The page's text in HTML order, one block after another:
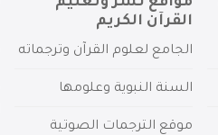
القرآن الكريم
الجامع لعلوم القرآن وترجماته
السنة النبوية وعلومها
موقع الترجمات الصوتية